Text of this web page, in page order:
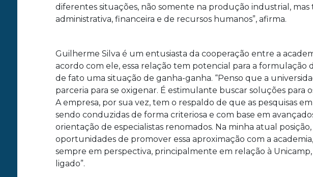
diferentes situações, não somente na produção industrial, mas
administrativa, financeira e de recursos humanos”, afirma.
Guilherme Silva é um entusiasta da cooperação entre a
acordo com ele, essa relação tem potencial para a formulação
de fato uma situação de ganha-ganha. “Penso que a
parceria para se oxigenar. É estimulante buscar soluções para
A empresa, por sua vez, tem o respaldo de que as pesquisas em
sendo conduzidas de forma criteriosa e com base em
orientação de especialistas renomados. Na minha atual
oportunidades de promover essa aproximação com a
sempre em perspectiva, principalmente em relação à
ligado”.